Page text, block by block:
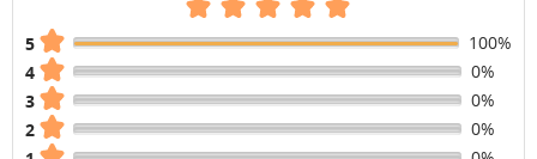
5
100%
4
0%
3
0%
2
0%